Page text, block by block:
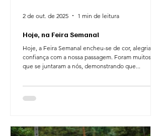
Hoje, na Feira Semanal
Hoje, a Feira Semanal encheu-se de cor, alegria e
confiança com a nossa passagem. Foram muitos os
que se juntaram a nós, demonstrando que...
2 de out. de 2025 1 min de leitura